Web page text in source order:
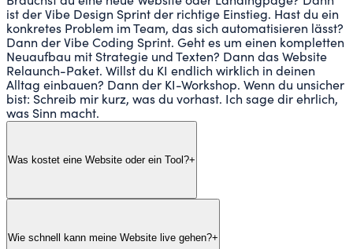
ist der Vibe Design Sprint der richtige Einstieg. Hast du ein
konkretes Problem im Team, das sich automatisieren lässt?
Dann der Vibe Coding Sprint. Geht es um einen kompletten
Neuaufbau mit Strategie und Texten? Dann das Website
Relaunch-Paket. Willst du KI endlich wirklich in deinen
Alltag einbauen? Dann der KI-Workshop. Wenn du unsicher
bist: Schreib mir kurz, was du vorhast. Ich sage dir ehrlich,
was Sinn macht.
Was kostet eine Website oder ein Tool?+
Wie schnell kann meine Website live gehen?+